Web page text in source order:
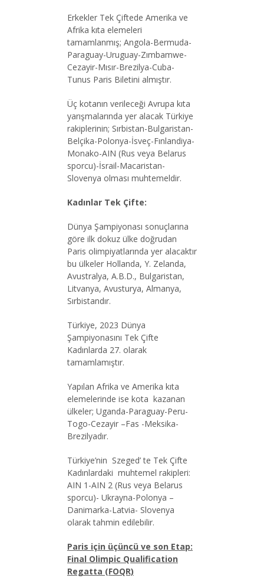
Erkekler Tek Çiftede Amerika ve
Afrika kıta elemeleri
tamamlanmış; Angola-Bermuda-
Paraguay-Uruguay-Zımbamwe-
Cezayir-Mısır-Brezilya-Cuba-
Tunus Paris Biletini almıştır.
Üç kotanın verileceği Avrupa kıta
yarışmalarında yer alacak Türkiye
rakiplerinin; Sırbistan-Bulgaristan-
Belçika-Polonya-İsveç-Fınlandiya-
Monako-AIN (Rus veya Belarus
sporcu)-İsrail-Macaristan-
Slovenya olması muhtemeldir.
Kadınlar Tek Çifte:
Dünya Şampiyonası sonuçlarına
göre ilk dokuz ülke doğrudan
Paris olimpiyatlarında yer alacaktır
bu ülkeler Hollanda, Y. Zelanda,
Avustralya, A.B.D., Bulgaristan,
Litvanya, Avusturya, Almanya,
Sırbistandır.
Türkiye, 2023 Dünya
Şampiyonasını Tek Çifte
Kadınlarda 27. olarak
tamamlamıştır.
Yapılan Afrika ve Amerika kıta
elemelerinde ise kota kazanan
ülkeler; Uganda-Paraguay-Peru-
Togo-Cezayir –Fas -Meksika-
Brezilyadır.
Türkiye’nin Szeged’ te Tek Çifte
Kadınlardaki muhtemel rakipleri:
AIN 1-AIN 2 (Rus veya Belarus
sporcu)- Ukrayna-Polonya –
Danimarka-Latvia- Slovenya
olarak tahmin edilebilir.
Paris için üçüncü ve son Etap:
Final Olimpic Qualification
Regatta (FOQR)